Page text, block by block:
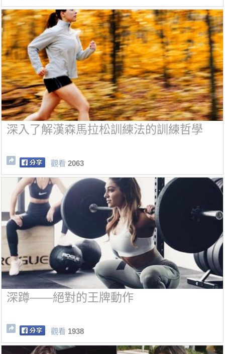
深入了解漢森馬拉松訓練法的訓練哲學
觀看 2063
深蹲——絕對的王牌動作
觀看 1938